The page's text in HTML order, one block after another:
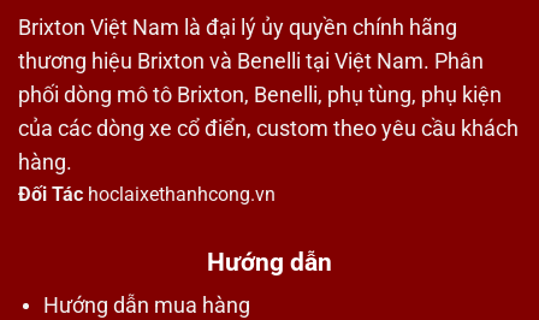
Brixton Việt Nam là đại lý ủy quyền chính hãng
thương hiệu Brixton và Benelli tại Việt Nam. Phân
phối dòng mô tô Brixton, Benelli, phụ tùng, phụ kiện
của các dòng xe cổ điển, custom theo yêu cầu khách
hàng.
Đối Tác hoclaixethanhcong.vn
Hướng dẫn
Hướng dẫn mua hàng